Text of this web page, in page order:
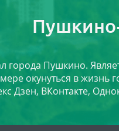
Пушкино.
окунуться в жизнь
Дзен, ВКонтакте,